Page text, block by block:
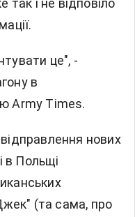
так і не відповіло
це", -
в
Army Times.
нових
в Польщі
(та сама, про